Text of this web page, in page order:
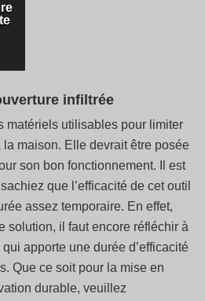
infiltrée
matériels utilisables pour limiter
la maison. Elle devrait être posée
son bon fonctionnement. Il est
que l’efficacité de cet outil
assez temporaire. En effet,
solution, il faut encore réfléchir à
apporte une durée d’efficacité
Que ce soit pour la mise en
durable, veuillez